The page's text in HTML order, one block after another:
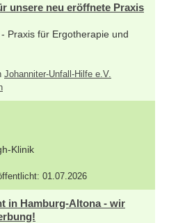
unsere neu eröffnete Praxis
Praxis für Ergotherapie und
Johanniter-Unfall-Hilfe e.V.
Klinik
01.07.2026
in Hamburg-Altona - wir